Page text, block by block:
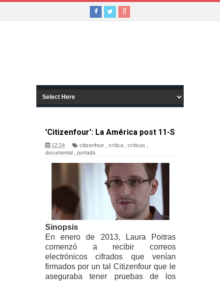
'Citizenfour': La América post 11-S
12:24 citizenfour crítica críticas
documental
portada
Sinopsis
En enero de 2013, Laura Poitras
comenzó a recibir correos
electrónicos cifrados que venían
firmados por un tal Citizenfour que le
aseguraba tener pruebas de los